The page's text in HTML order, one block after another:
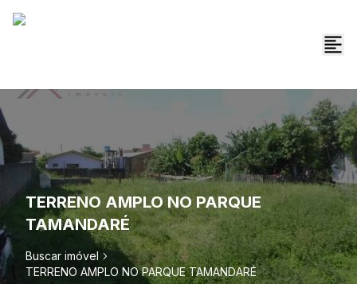
TERRENO AMPLO NO PARQUE
TAMANDARÉ
Buscar imóvel
TERRENO AMPLO NO PARQUE TAMANDARÉ